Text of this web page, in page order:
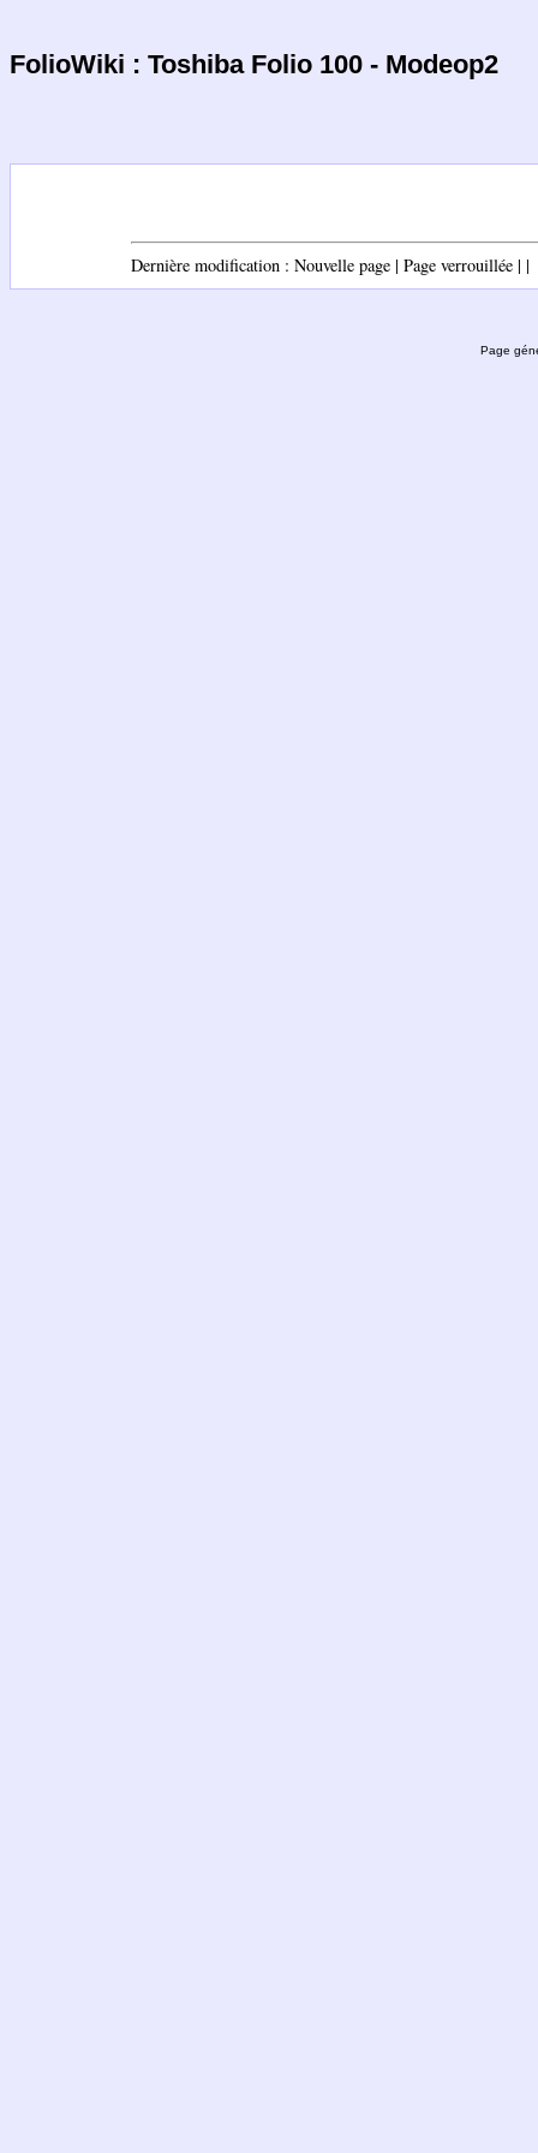
FolioWiki : Toshiba Folio 100 - Modeop2
Dernière modification : Nouvelle page | Page verrouillée | |
Page